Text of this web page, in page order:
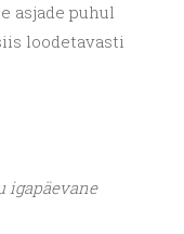
asjade puhul
loodetavasti
igapäevane